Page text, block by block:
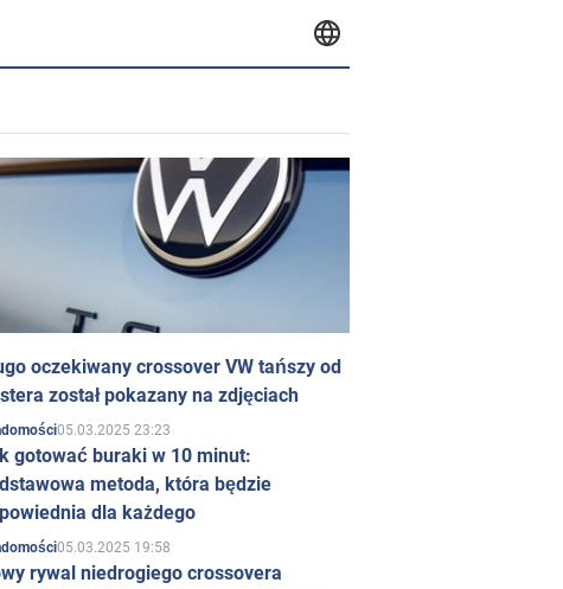
oczekiwany crossover VW tańszy od
został pokazany na zdjęciach
05.03.2025 23:23
gotować buraki w 10 minut:
metoda, która będzie
dla każdego
05.03.2025 19:58
rywal niedrogiego crossovera